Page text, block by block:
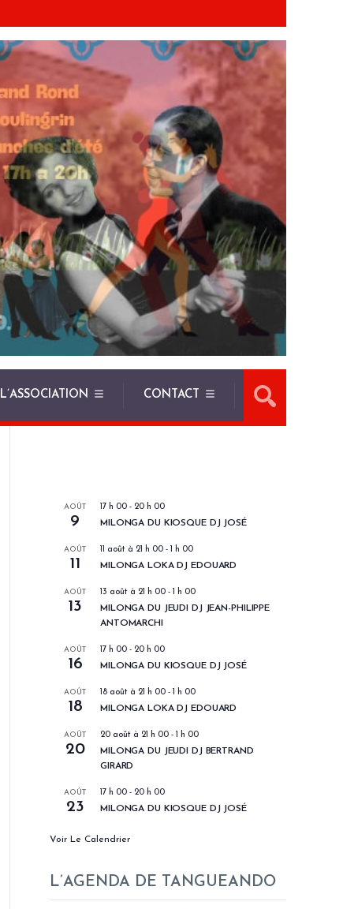
L’ASSOCIATION CONTACT
AOÛT
9
17 h 00 - 20 h 00
MILONGA DU KIOSQUE DJ JOSÉ
AOÛT
11
11 août à 21 h 00 - 1 h 00
MILONGA LOKA DJ EDOUARD
AOÛT
13
13 août à 21 h 00 - 1 h 00
MILONGA DU JEUDI DJ JEAN-PHILIPPE
ANTOMARCHI
AOÛT
16
17 h 00 - 20 h 00
MILONGA DU KIOSQUE DJ JOSÉ
AOÛT
18
18 août à 21 h 00 - 1 h 00
MILONGA LOKA DJ EDOUARD
AOÛT
20
20 août à 21 h 00 - 1 h 00
MILONGA DU JEUDI DJ BERTRAND
GIRARD
AOÛT
23
17 h 00 - 20 h 00
MILONGA DU KIOSQUE DJ JOSÉ
Voir Le Calendrier
L’AGENDA DE TANGUEANDO